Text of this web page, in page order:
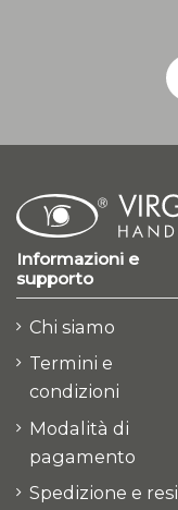
Informazioni e
supporto
Chi siamo
Termini e
condizioni
Modalità di
pagamento
Spedizione e resi